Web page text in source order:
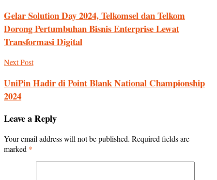
Gelar Solution Day 2024, Telkomsel dan Telkom
Dorong Pertumbuhan Bisnis Enterprise Lewat
Transformasi Digital
Next Post
UniPin Hadir di Point Blank National Championship
2024
Leave a Reply
Your email address will not be published. Required fields are
marked *